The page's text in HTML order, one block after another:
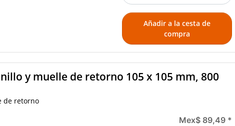
Añadir a la cesta de
compra
y muelle de retorno 105 x 105 mm, 800
de retorno
Mex$ 89,49 *